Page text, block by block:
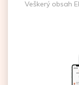
Veškerý obsah